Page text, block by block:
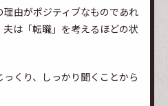
由がポジティブなものであれ
は「転職」を考えるほどの状
くり、しっかり聞くことから